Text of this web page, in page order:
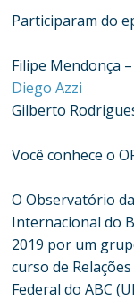
Participaram do
Filipe Mendonça
Diego Azzi
Gilberto
Você conhece o
O Observatório
Internacional do
2019 por um
curso de
Federal do ABC